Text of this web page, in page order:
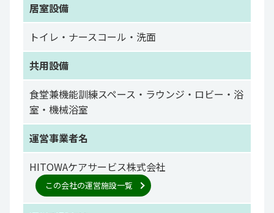
居室設備
トイレ・ナースコール・洗面
共用設備
食堂兼機能訓練スペース・ラウンジ・ロビー・浴
室・機械浴室
運営事業者名
HITOWAケアサービス株式会社
この会社の運営施設一覧